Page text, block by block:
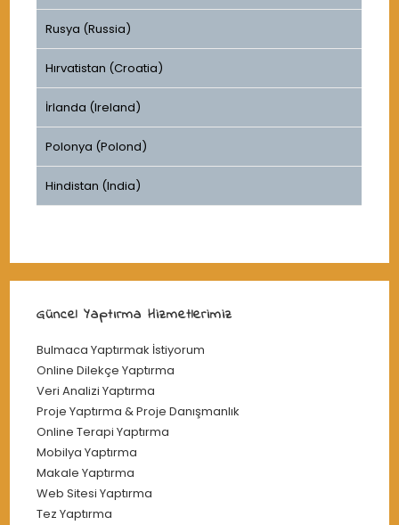
Rusya (Russia)
Hırvatistan (Croatia)
İrlanda (Ireland)
Polonya (Polond)
Hindistan (India)
Güncel Yaptırma Hizmetlerimiz
Bulmaca Yaptırmak İstiyorum
Online Dilekçe Yaptırma
Veri Analizi Yaptırma
Proje Yaptırma & Proje Danışmanlık
Online Terapi Yaptırma
Mobilya Yaptırma
Makale Yaptırma
Web Sitesi Yaptırma
Tez Yaptırma